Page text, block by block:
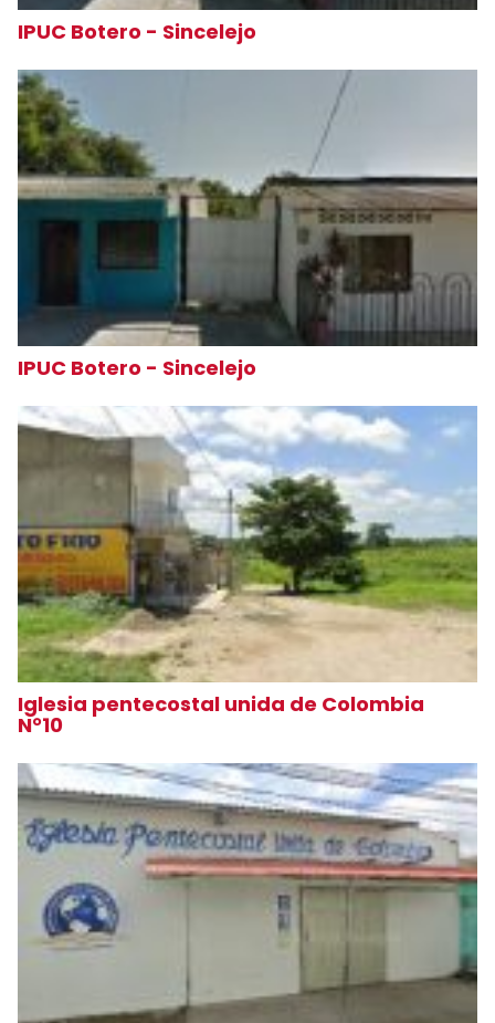
IPUC Botero - Sincelejo
IPUC Botero - Sincelejo
Iglesia pentecostal unida de Colombia
N°10